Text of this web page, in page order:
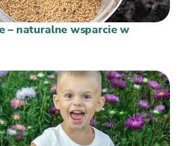
– naturalne wsparcie w